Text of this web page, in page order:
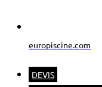
europiscine.com
DEVIS